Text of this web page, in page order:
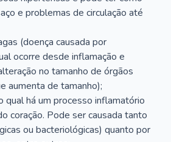
e problemas de circulação até
(doença causada por
ocorre desde inflamação e
no tamanho de órgãos
aumenta de tamanho);
qual há um processo inflamatório
coração. Pode ser causada tanto
ou bacteriológicas) quanto por